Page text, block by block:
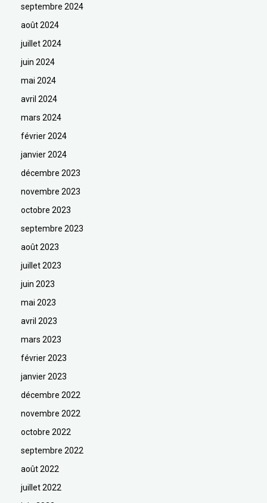
septembre 2024
août 2024
juillet 2024
juin 2024
mai 2024
avril 2024
mars 2024
février 2024
janvier 2024
décembre 2023
novembre 2023
octobre 2023
septembre 2023
août 2023
juillet 2023
juin 2023
mai 2023
avril 2023
mars 2023
février 2023
janvier 2023
décembre 2022
novembre 2022
octobre 2022
septembre 2022
août 2022
juillet 2022